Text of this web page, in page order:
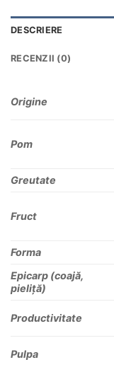
DESCRIERE
RECENZII (0)
Origine
Pom
Greutate
Fruct
Forma
Epicarp (coajă,
pieliță)
Productivitate
Pulpa